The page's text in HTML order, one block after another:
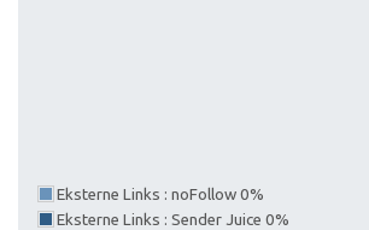
Eksterne Links : noFollow 0%
Eksterne Links : Sender Juice 0%